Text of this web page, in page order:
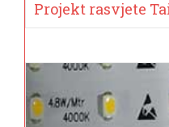
Projekt rasvjete